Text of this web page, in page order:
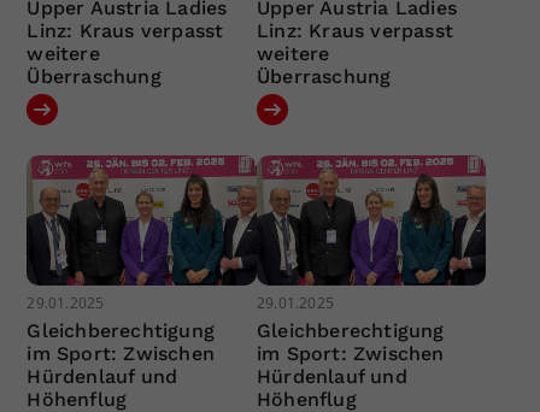
Upper Austria Ladies
Linz: Kraus verpasst
weitere
Überraschung
Upper Austria Ladies
Linz: Kraus verpasst
weitere
Überraschung
29.01.2025
Gleichberechtigung
im Sport: Zwischen
Hürdenlauf und
Höhenflug
29.01.2025
Gleichberechtigung
im Sport: Zwischen
Hürdenlauf und
Höhenflug